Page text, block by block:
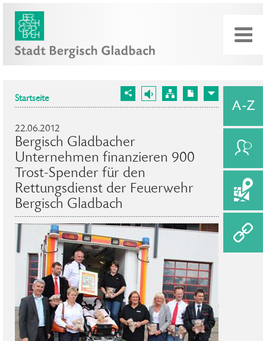
Startseite
22.06.2012
Bergisch Gladbacher
Unternehmen finanzieren 900
Trost-Spender für den
Rettungsdienst der Feuerwehr
Bergisch Gladbach